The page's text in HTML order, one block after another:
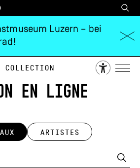
Luzern – bei
Collection
EN LIGNE
ARTISTES